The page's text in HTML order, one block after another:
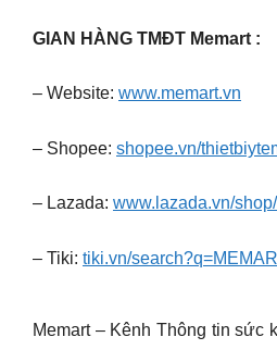
GIAN HÀNG TMĐT Memart :
– Website: www.memart.vn
– Shopee: shopee.vn/
– Lazada: www.lazada.vn/
– Tiki: tiki.vn/
Memart – Kênh Thông tin sức